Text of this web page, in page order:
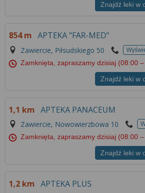
Znajdź leki w
854 m APTEKA "FAR-MED"
Zawiercie, Piłsudskiego 50
Zamknięta, zapraszamy dzisiaj (08:00
Znajdź leki w
1,1 km APTEKA PANACEUM
Zawiercie, Nowowierzbowa 10
Zamknięta, zapraszamy dzisiaj (08:00
Znajdź leki w
1,2 km APTEKA PLUS